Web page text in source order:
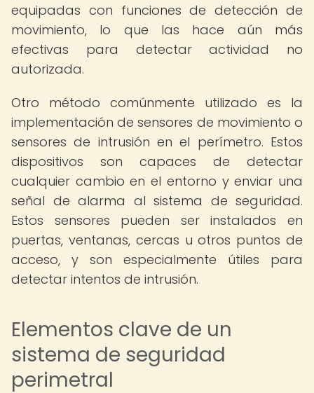
equipadas con funciones de detección de
movimiento, lo que las hace aún más
efectivas para detectar actividad no
autorizada.
Otro método comúnmente utilizado es la
implementación de sensores de movimiento o
sensores de intrusión en el perímetro. Estos
dispositivos son capaces de detectar
cualquier cambio en el entorno y enviar una
señal de alarma al sistema de seguridad.
Estos sensores pueden ser instalados en
puertas, ventanas, cercas u otros puntos de
acceso, y son especialmente útiles para
detectar intentos de intrusión.
Elementos clave de un
sistema de seguridad
perimetral